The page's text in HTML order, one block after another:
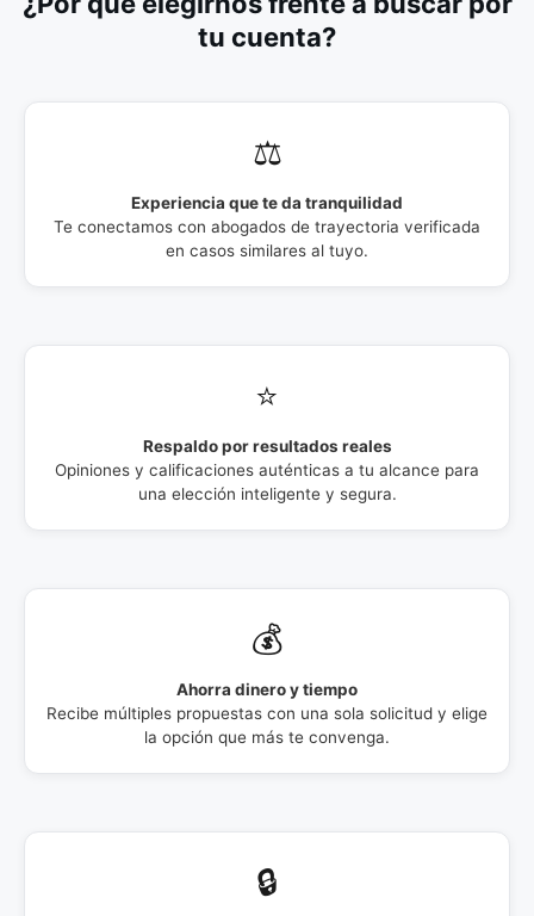
tu cuenta?
⚖️
Experiencia que te da tranquilidad
Te conectamos con abogados de trayectoria verificada
en casos similares al tuyo.
⭐
Respaldo por resultados reales
Opiniones y calificaciones auténticas a tu alcance para
una elección inteligente y segura.
💰
Ahorra dinero y tiempo
Recibe múltiples propuestas con una sola solicitud y elige
la opción que más te convenga.
🔒